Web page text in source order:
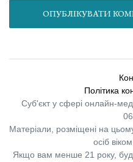
Політика
Суб'єкт у сфері онлайн-
Матеріали, розміщені на
осіб
Якщо вам менше 21 року,